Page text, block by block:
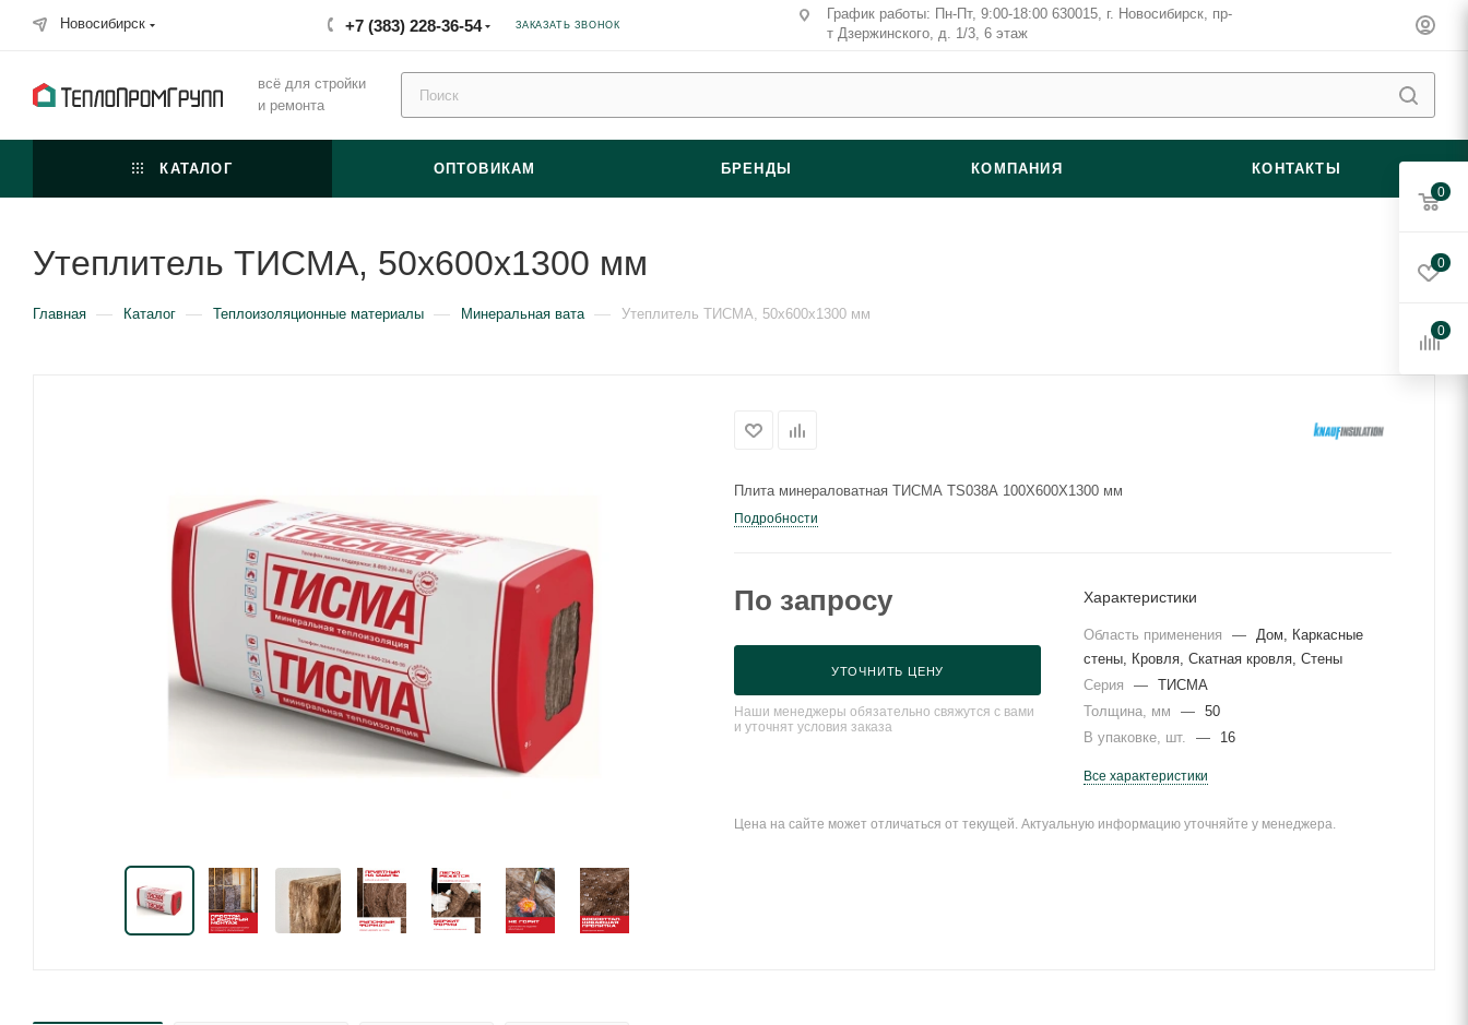
Новосибирск +7 (383) 228-36-54 ЗАКАЗАТЬ ЗВОНОК
График работы: Пн-Пт, 9:00-18:00 630015, г. Новосибирск, пр-
т Дзержинского, д. 1/3, 6 этаж
всё для стройки
и ремонта
КАТАЛОГ ОПТОВИКАМ БРЕНДЫ КОМПАНИЯ КОНТАКТЫ
Утеплитель ТИСМА, 50х600х1300 мм
Главная — Каталог — Теплоизоляционные материалы — Минеральная вата — Утеплитель ТИСМА, 50х600х1300 мм
Плита минераловатная ТИСМА TS038A 100X600X1300 мм
Подробности
По запросу
УТОЧНИТЬ ЦЕНУ
Наши менеджеры обязательно свяжутся с вами
и уточнят условия заказа
Характеристики
Область применения — Дом, Каркасные
стены, Кровля, Скатная кровля, Стены
Серия
— ТИСМА
Толщина, мм
— 50
В упаковке, шт.
— 16
Все характеристики
Цена на сайте может отличаться от текущей. Актуальную информацию уточняйте у менеджера.
0
0
0